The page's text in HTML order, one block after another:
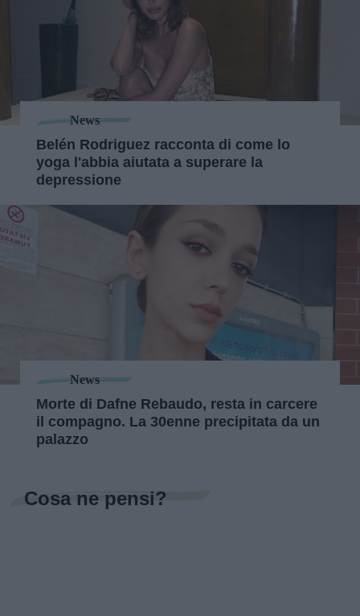
News
Belén Rodriguez racconta di come lo
yoga l'abbia aiutata a superare la
depressione
News
Morte di Dafne Rebaudo, resta in carcere
il compagno. La 30enne precipitata da un
palazzo
Cosa ne pensi?